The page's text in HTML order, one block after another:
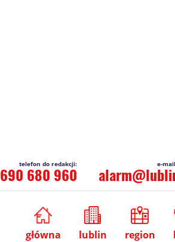
690 680 960
główna lublin region